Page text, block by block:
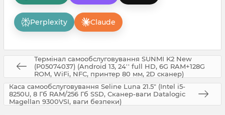
Perplexity Claude
Термінал самообслуговування SUNMI K2 New
(P05074037) (Android 13, 24'' full HD, 6G RAM+128G
ROM, WiFi, NFC, принтер 80 мм, 2D сканер)
Каса самообслуговування Seline Luna 21.5" (Intel i5-
8250U, 8 Гб RAM/256 Гб SSD, Сканер-ваги Datalogic
Magellan 9300VSI, ваги безпеки)